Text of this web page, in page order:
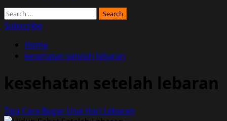
Search
for:
Subscribe
Home
kesehatan setelah lebaran
kesehatan setelah lebaran
Tiga Cara Bugar Usai Hari Lebaran